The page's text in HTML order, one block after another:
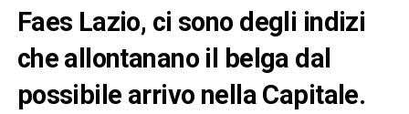
Faes Lazio, ci sono degli indizi
che allontanano il belga dal
possibile arrivo nella Capitale.